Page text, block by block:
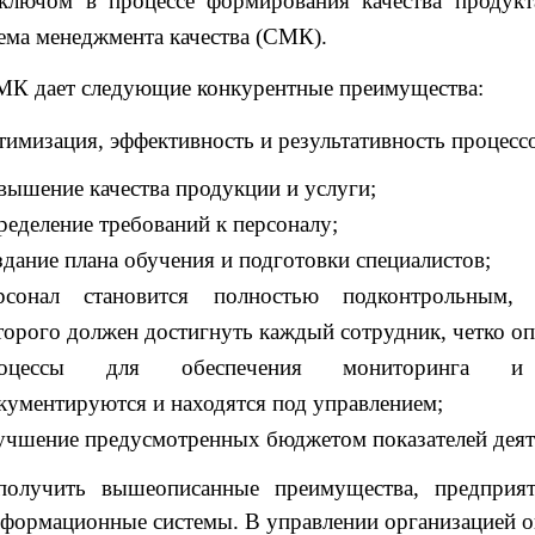
менеджмента качества (СМК).
дает следующие конкурентные преимущества:
эффективность и результативность
качества продукции и услуги;
требований к персоналу;
плана обучения и подготовки специалистов;
становится полностью подконтрольным,
должен достигнуть каждый сотрудник, четко
для обеспечения мониторинга и
и находятся под управлением;
предусмотренных бюджетом показателей
вышеописанные преимущества,
системы. В управлении организацией